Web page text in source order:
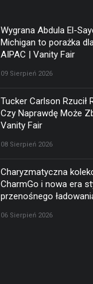
Wygrana Abdula El-
Michigan to porażka
AIPAC | Vanity Fair
09 Sierpień 2026
Tucker Carlson Rzucił
Czy Naprawdę Może
Vanity Fair
08 Sierpień 2026
Charyzmatyczna
CharmGo i nowa era
przenośnego
06 Sierpień 2026